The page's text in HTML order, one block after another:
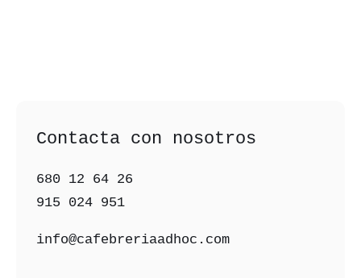
Contacta con nosotros
680 12 64 26‬
915 024 951‬
info@cafebreriaadhoc.com